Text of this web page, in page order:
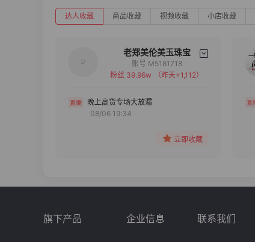
达人收藏 商品收藏 视频收藏 小店收藏
老郑美伦美玉珠宝
备注
分组
账号 M5181718
粉丝 39.96w
（昨天+1,112）
晚上高货专场大放漏
08/06 19:34
立即收藏
旗下产品 企业信息 联系我们